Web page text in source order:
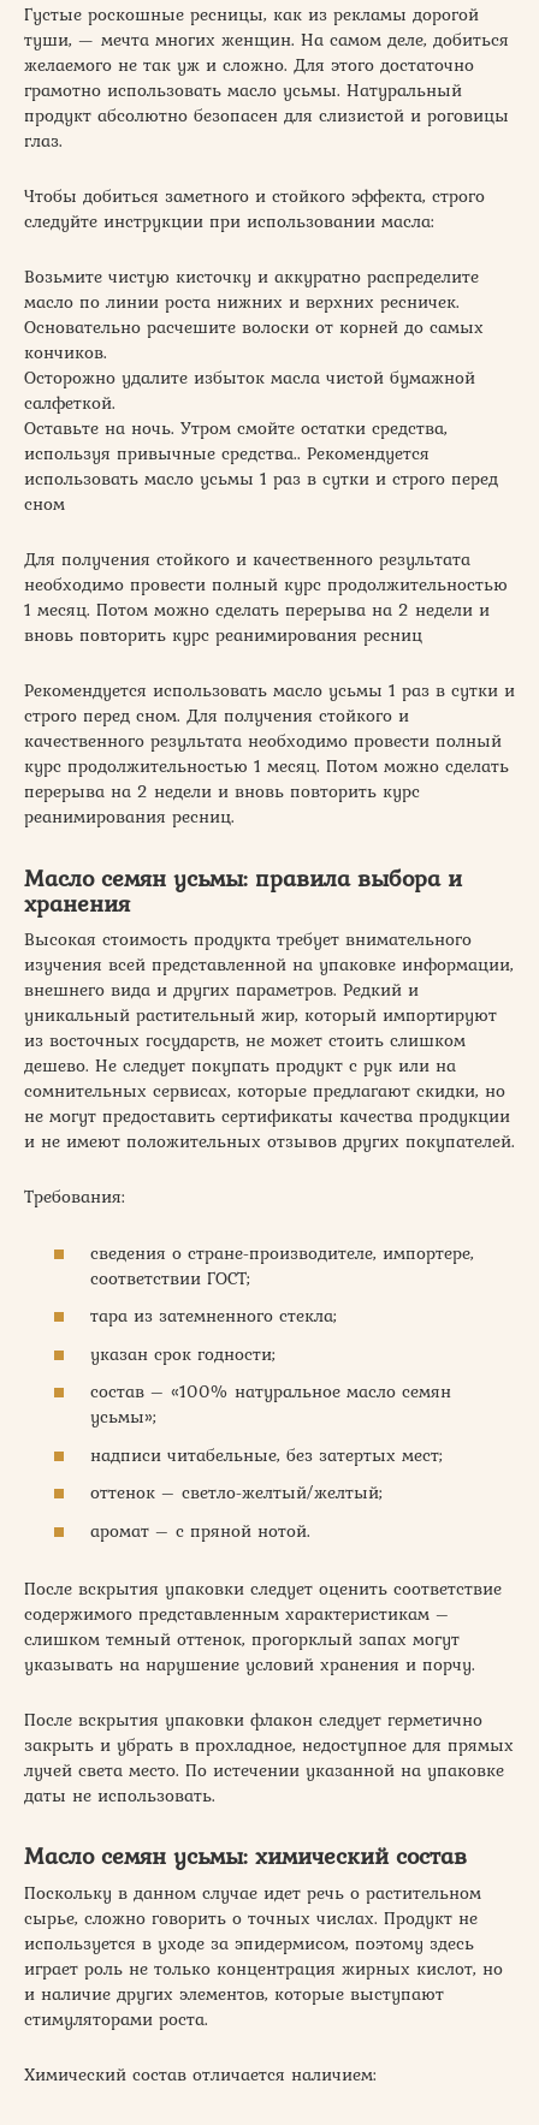
Густые роскошные ресницы, как из рекламы дорогой
туши, — мечта многих женщин. На самом деле, добиться
желаемого не так уж и сложно. Для этого достаточно
грамотно использовать масло усьмы. Натуральный
продукт абсолютно безопасен для слизистой и роговицы
глаз.
Чтобы добиться заметного и стойкого эффекта, строго
следуйте инструкции при использовании масла:
Возьмите чистую кисточку и аккуратно распределите
масло по линии роста нижних и верхних ресничек.
Основательно расчешите волоски от корней до самых
кончиков.
Осторожно удалите избыток масла чистой бумажной
салфеткой.
Оставьте на ночь. Утром смойте остатки средства,
используя привычные средства.. Рекомендуется
использовать масло усьмы 1 раз в сутки и строго перед
сном
Для получения стойкого и качественного результата
необходимо провести полный курс продолжительностью
1 месяц. Потом можно сделать перерыва на 2 недели и
вновь повторить курс реанимирования ресниц
Рекомендуется использовать масло усьмы 1 раз в сутки и
строго перед сном. Для получения стойкого и
качественного результата необходимо провести полный
курс продолжительностью 1 месяц. Потом можно сделать
перерыва на 2 недели и вновь повторить курс
реанимирования ресниц.
Масло семян усьмы: правила выбора и
хранения
Высокая стоимость продукта требует внимательного
изучения всей представленной на упаковке информации,
внешнего вида и других параметров. Редкий и
уникальный растительный жир, который импортируют
из восточных государств, не может стоить слишком
дешево. Не следует покупать продукт с рук или на
сомнительных сервисах, которые предлагают скидки, но
не могут предоставить сертификаты качества продукции
и не имеют положительных отзывов других покупателей.
Требования:
сведения о стране-производителе, импортере,
соответствии ГОСТ;
тара из затемненного стекла;
указан срок годности;
состав – «100% натуральное масло семян
усьмы»;
надписи читабельные, без затертых мест;
оттенок – светло-желтый/желтый;
аромат – с пряной нотой.
После вскрытия упаковки следует оценить соответствие
содержимого представленным характеристикам –
слишком темный оттенок, прогорклый запах могут
указывать на нарушение условий хранения и порчу.
После вскрытия упаковки флакон следует герметично
закрыть и убрать в прохладное, недоступное для прямых
лучей света место. По истечении указанной на упаковке
даты не использовать.
Масло семян усьмы: химический состав
Поскольку в данном случае идет речь о растительном
сырье, сложно говорить о точных числах. Продукт не
используется в уходе за эпидермисом, поэтому здесь
играет роль не только концентрация жирных кислот, но
и наличие других элементов, которые выступают
стимуляторами роста.
Химический состав отличается наличием: